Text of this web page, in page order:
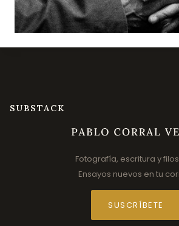
SUBSTACK
Fotografía, escritura y
Ensayos nuevos en tu
SUSCRÍBETE